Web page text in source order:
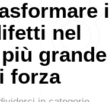
i
nel
grande
forza